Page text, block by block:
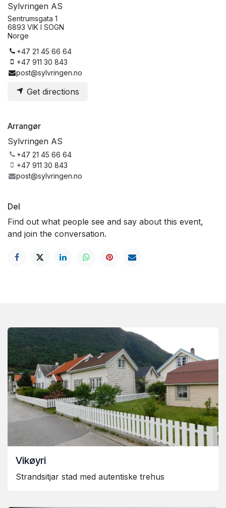
Sylvringen AS
Sentrumsgata 1
6893 VIK I SOGN
Norge
+47 21 45 66 64
+47 911 30 843
post@sylvringen.no
Get directions
Arrangør
Sylvringen AS
+47 21 45 66 64
+47 911 30 843
post@sylvringen.no
Del
Find out what people see and say about this event,
and join the conversation.
Vikøyri
Strandsitjar stad med autentiske trehus